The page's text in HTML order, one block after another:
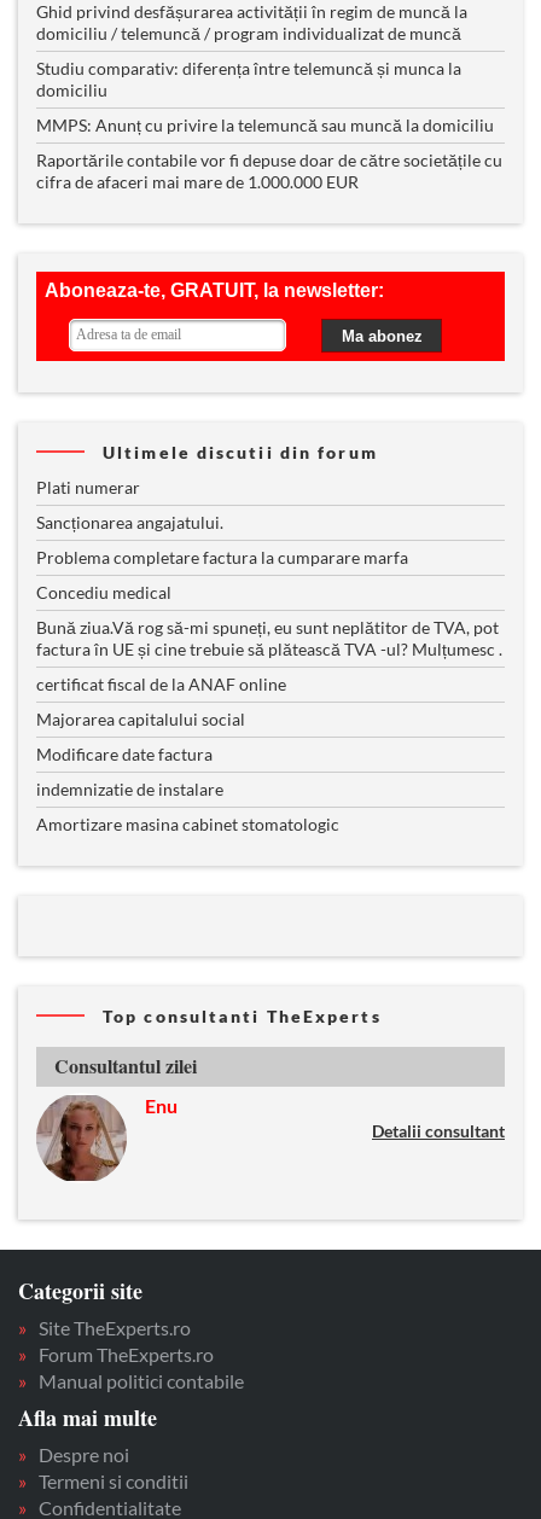
Ghid privind desfășurarea activității în regim de muncă la
domiciliu / telemuncă / program individualizat de muncă
Studiu comparativ: diferența între telemuncă și munca la
domiciliu
MMPS: Anunț cu privire la telemuncă sau muncă la domiciliu
Raportările contabile vor fi depuse doar de către societățile cu
cifra de afaceri mai mare de 1.000.000 EUR
Ultimele discutii din forum
Plati numerar
Sancționarea angajatului.
Problema completare factura la cumparare marfa
Concediu medical
Bună ziua.Vă rog să-mi spuneți, eu sunt neplătitor de TVA, pot
factura în UE și cine trebuie să plătească TVA -ul? Mulțumesc .
certificat fiscal de la ANAF online
Majorarea capitalului social
Modificare date factura
indemnizatie de instalare
Amortizare masina cabinet stomatologic
Top consultanti TheExperts
Consultantul zilei
Enu
Detalii consultant
Categorii site
Site TheExperts.ro
Forum TheExperts.ro
Manual politici contabile
Afla mai multe
Despre noi
Termeni si conditii
Confidentialitate